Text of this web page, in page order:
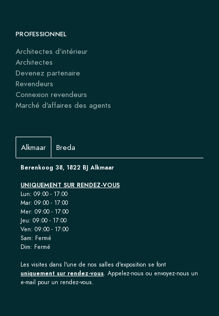
PROFESSIONNEL
Architectes d’intérieur
Architectes
Devenez partenaire
Revendeurs
Connexion revendeurs
Marché d'affaires des agents
Alkmaar Breda
Berenkoog 38, 1822 BJ Alkmaar
UNIQUEMENT SUR RENDEZ-VOUS
Lun: 09:00 - 17:00
Mar: 09:00 - 17:00
Mer: 09:00 - 17:00
Jeu: 09:00 - 17:00
Ven: 09:00 - 17:00
Sam: Fermé
Dim: Fermé
Les visites dans l'une de nos salles d'exposition se font
uniquement sur rendez-vous. Appelez-nous ou envoyez-nous un
e-mail pour un rendez-vous.